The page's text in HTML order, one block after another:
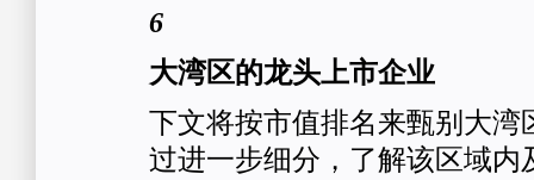
6
大湾区的龙头上市企业
下文将按市值排名来甄别大湾
过进一步细分，了解该区域内